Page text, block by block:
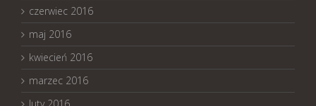
czerwiec 2016
maj 2016
kwiecień 2016
marzec 2016